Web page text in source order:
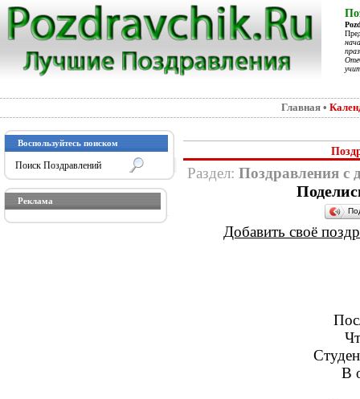
Главная •
Воспользуйтесь поиском
Реклама
Раздел: Поздравления с
Добавить своё
В